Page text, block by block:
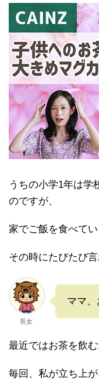
うちの小学1年は学
のですが、
家でご飯を食べて
その時にたびたび
長女
ママ
最近ではお茶を飲
毎回、私が立ち上